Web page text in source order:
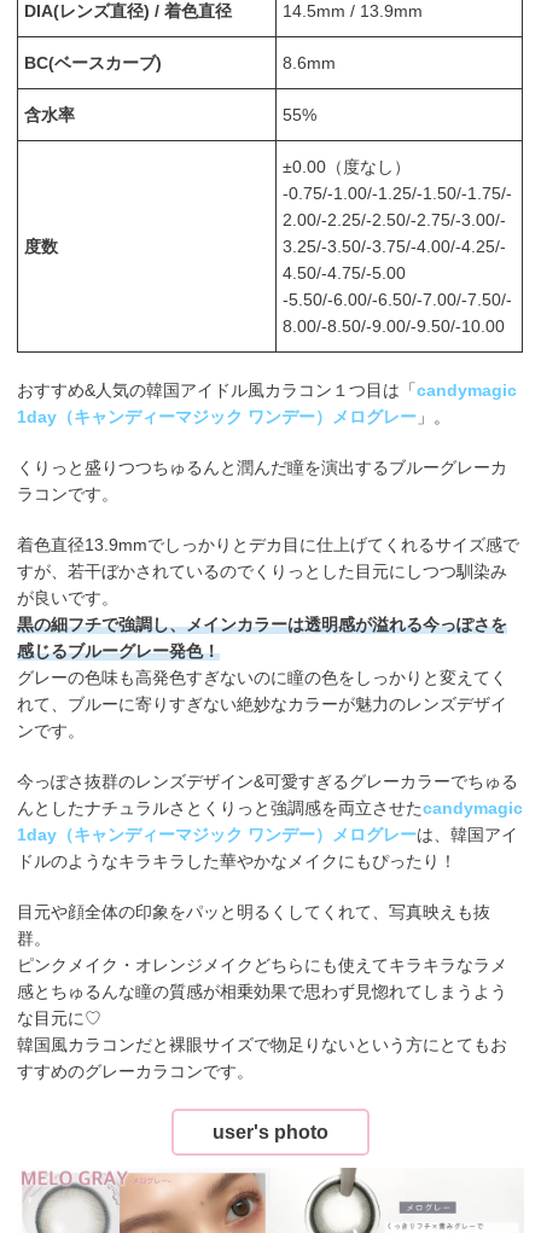
DIA(レンズ直径) / 着色直径 14.5mm / 13.9mm
BC(ベースカーブ) 8.6mm
含水率 55%
度数
±0.00（度なし）
-0.75/-1.00/-1.25/-1.50/-1.75/-
2.00/-2.25/-2.50/-2.75/-3.00/-
3.25/-3.50/-3.75/-4.00/-4.25/-
4.50/-4.75/-5.00
-5.50/-6.00/-6.50/-7.00/-7.50/-
8.00/-8.50/-9.00/-9.50/-10.00
おすすめ&人気の韓国アイドル風カラコン１つ目は「candymagic
1day（キャンディーマジック ワンデー）メログレー 」。
くりっと盛りつつちゅるんと潤んだ瞳を演出するブルーグレーカ
ラコンです。
着色直径13.9mmでしっかりとデカ目に仕上げてくれるサイズ感で
すが、若干ぼかされているのでくりっとした目元にしつつ馴染み
が良いです。
黒の細フチで強調し、メインカラーは透明感が溢れる今っぽさを
感じるブルーグレー発色！
グレーの色味も高発色すぎないのに瞳の色をしっかりと変えてく
れて、ブルーに寄りすぎない絶妙なカラーが魅力のレンズデザイ
ンです。
今っぽさ抜群のレンズデザイン&可愛すぎるグレーカラーでちゅる
んとしたナチュラルさとくりっと強調感を両立させたcandymagic
1day（キャンディーマジック ワンデー）メログレーは、韓国アイ
ドルのようなキラキラした華やかなメイクにもぴったり！
目元や顔全体の印象をパッと明るくしてくれて、写真映えも抜
群。
ピンクメイク・オレンジメイクどちらにも使えてキラキラなラメ
感とちゅるんな瞳の質感が相乗効果で思わず見惚れてしまうよう
な目元に♡
韓国風カラコンだと裸眼サイズで物足りないという方にとてもお
すすめのグレーカラコンです。
user's photo